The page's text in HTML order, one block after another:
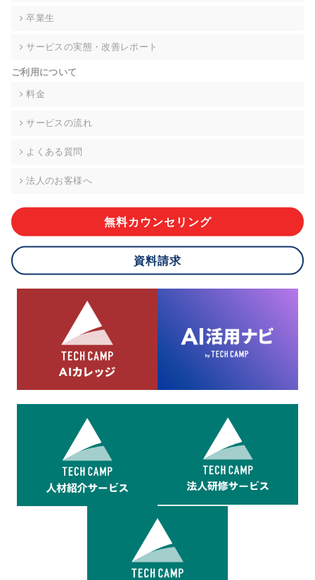
て、下記の当社問合わせ窓口に申し出ることができます。その
的な期間内に対応いたします。ただし、申請が本人確認が不可
により、ご希望に添えない場合があります。 なお、アクセスロ
グなどの個人情報以外の情報については、原則として開示等は
株式会社div 個人情報問合せ窓口
メールアドレス:privacy_policy@di-v.co.jp
ご本人様が当社に個人情報を提供されるかどうかは任意による
応ができない場合があります。
8.cookieにより取得・分析した情報とその利用について
当社は第三者が運営するデータ・マネジメント・プラットフォ
ームからcookieにより収集されたウェブの閲覧機歴及びその分
析結果を取得し、これをお客様の個人データと結びつけた上
で、広告配信等の目的で利用いたします。
卒業生
サービスの実態・改善レポート
ご利用について
料金
サービスの流れ
よくある質問
法人のお客様へ
無料カウンセリング
資料請求